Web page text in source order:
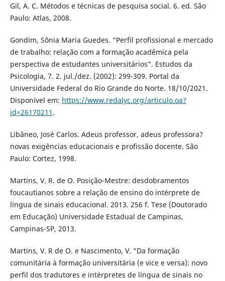
Gil, A. C. Métodos e técnicas de pesquisa social. 6. ed. São
Paulo: Atlas, 2008.
Gondim, Sônia Maria Guedes. “Perfil profissional e mercado
de trabalho: relação com a formação acadêmica pela
perspectiva de estudantes universitários”. Estudos da
Psicologia, 7. 2. jul./dez. (2002): 299-309. Portal da
Universidade Federal do Rio Grande do Norte. 18/10/2021.
Disponível em: https://www.redalyc.org/articulo.oa?
id=26170211 .
Libâneo, José Carlos. Adeus professor, adeus professora?
novas exigências educacionais e profissão docente. São
Paulo: Cortez, 1998.
Martins, V. R. de O. Posição-Mestre: desdobramentos
foucautianos sobre a relação de ensino do intérprete de
língua de sinais educacional. 2013. 256 f. Tese (Doutorado
em Educação) Universidade Estadual de Campinas,
Campinas-SP, 2013.
Martins, V. R de O. e Nascimento, V. “Da formação
comunitária à formação universitária (e vice e versa): novo
perfil dos tradutores e intérpretes de língua de sinais no